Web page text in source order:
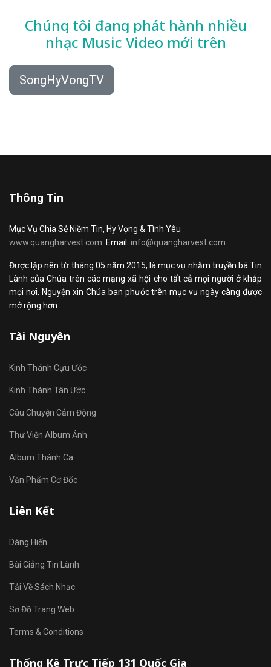
Chúng tôi đang phát hành nhiều
nhạc Music Video mới trên
SongHyVongTV
Thông Tin
Mục Vụ Chia Sẻ Niềm Tin, Hy Vọng & Tình Yêu
www.quangharvest.com Email: info@quangharvest.com
Được lập nên từ tháng 05 năm 2015, là mục vụ nhằm truyền bá Tin
Lành của Chúa trên các mạng xã hội cho tất cả mọi người ở khắp
mọi nơi. Nguyện xin Chúa ban phước trên mục vụ ngày càng được
mở rộng hơn.
Tài Nguyên
Kinh Thánh Cựu Ước
Kinh Thánh Tân Ước
Câu Chuyện Cảm Động
Thư Viện Album Ảnh
Album Thánh Ca
Văn Phẩm Cơ Đốc
Liên Kết
Dâng Hiến
Bài Giảng Tin Lành
Tải Về Sách Nhạc
Sơ Đồ Trang Web
Terms & Conditions
Thống Kê Trực Tiếp 131 Quốc Gia